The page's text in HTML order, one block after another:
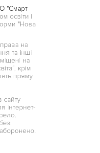
"Смарт
освіти і
"Нова
на
та інші
на
крім
пряму
сайту
інтернет-